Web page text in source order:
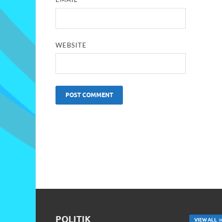
WEBSITE
POLITIK VIEW ALL